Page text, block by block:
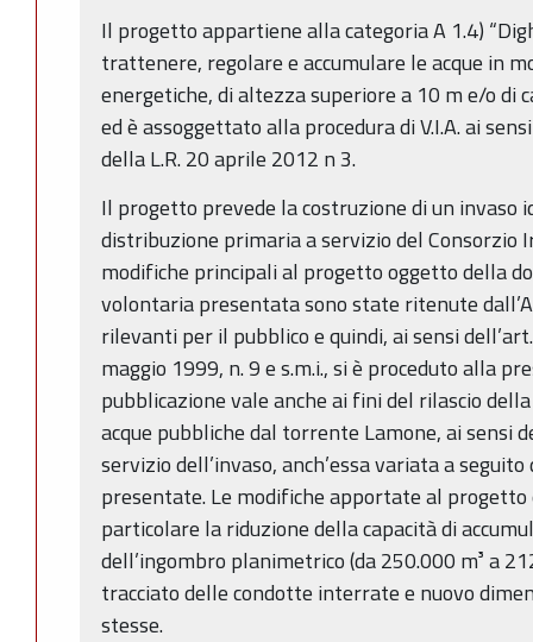
Il progetto appartiene alla categoria A 1.4)
trattenere, regolare e accumulare le acque in
energetiche, di altezza superiore a 10 m e/o di
ed è assoggettato alla procedura di V.I.A. ai
della L.R. 20 aprile 2012 n 3.
Il progetto prevede la costruzione di un invaso
distribuzione primaria a servizio del Consorzio
modifiche principali al progetto oggetto della
volontaria presentata sono state ritenute
rilevanti per il pubblico e quindi, ai sensi
maggio 1999, n. 9 e s.m.i., si è proceduto alla
pubblicazione vale anche ai fini del rilascio
acque pubbliche dal torrente Lamone, ai sensi
servizio dell’invaso, anch’essa variata a
presentate. Le modifiche apportate al
particolare la riduzione della capacità di
dell’ingombro planimetrico (da 250.000 m³ a
tracciato delle condotte interrate e nuovo
stesse.